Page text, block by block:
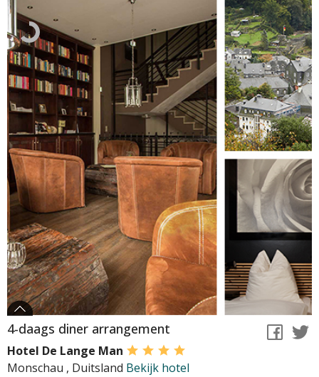
4-daags diner arrangement
Hotel De Lange Man
Monschau , Duitsland Bekijk hotel